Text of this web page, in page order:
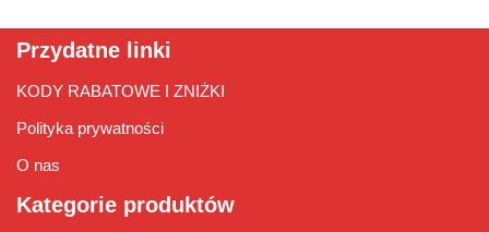
Przydatne linki
KODY RABATOWE I ZNIŻKI
Polityka prywatności
O nas
Kategorie produktów